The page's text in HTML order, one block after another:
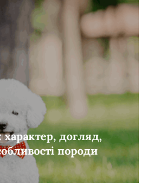
догляд,
породи